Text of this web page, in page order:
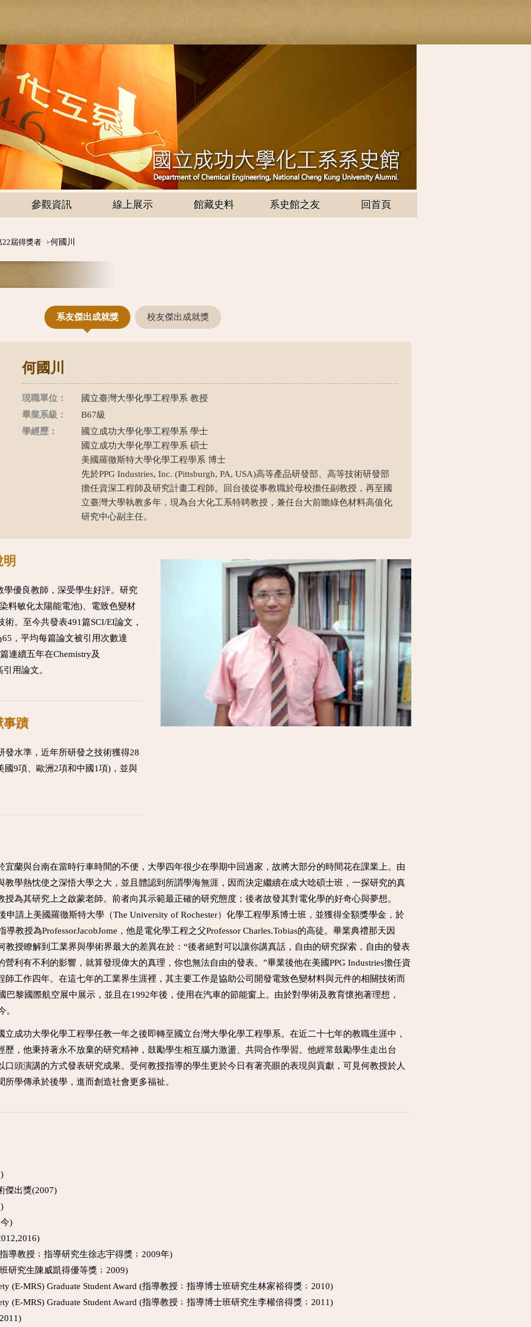
參觀資訊 線上展示 館藏史料 系史館之友 回首頁
22屆得獎者 何國川
系友傑出成就獎 校友傑出成就獎
何國川
現職單位：
國立臺灣大學化學工程學系 教授
畢業系級：
B67級
學經歷：
國立成功大學化學工程學系 學士
國立成功大學化學工程學系 碩士
美國羅徹斯特大學化學工程學系 博士
先於PPG Industries, Inc. (Pittsburgh, PA, USA)高等產品研發部、高等技術研發部
擔任資深工程師及研究計畫工程師。回台後從事教職於母校擔任副教授，再至國
立臺灣大學執教多年，現為台大化工系特聘教授，兼任台大前瞻綠色材料高值化
研究中心副主任。
優良教師，深受學生好評。研究
料敏化太陽能電池)、電致色變材
。至今共發表491篇SCI/EI論文，
，平均每篇論文被引用次數達
連續五年在Chemistry及
用論文。
事蹟
發水準，近年所研發之技術獲得28
9項、歐洲2項和中國1項)，並與
蘭與台南在當時行車時間的不便，大學四年很少在學期中回過家，故將大部分的時間花在課業上。由
教學熱忱使之深悟大學之大，並且體認到所謂學海無涯，因而決定繼續在成大唸碩士班，一探研究的真
為其研究上之啟蒙老師。前者向其示範最正確的研究態度；後者故發其對電化學的好奇心與夢想。
申請上美國羅徹斯特大學（The University of Rochester）化學工程學系博士班，並獲得全額獎學金，於
教授為ProfessorJacobJome，他是電化學工程之父Professor Charles.Tobias的高徒。畢業典禮那天因
教授瞭解到工業界與學術界最大的差異在於：“後者絕對可以讓你講真話，自由的研究探索，自由的發表
利有不利的影響，就算發現偉大的真理，你也無法自由的發表。”畢業後他在美國PPG Industries擔任資
工作四年。在這七年的工業界生涯裡，其主要工作是協助公司開發電致色變材料與元件的相關技術而
巴黎國際航空展中展示，並且在1992年後，使用在汽車的節能窗上。由於對學術及教育懷抱著理想，
。
成功大學化學工程學任教一年之後即轉至國立台灣大學化學工程學系。在近二十七年的教職生涯中，
，他秉持著永不放棄的研究精神，鼓勵學生相互腦力激盪、共同合作學習。他經常鼓勵學生走出台
頭演講的方式發表研究成果。受何教授指導的學生更於今日有著亮眼的表現與貢獻，可見何教授於人
學傳承於後學，進而創造社會更多福祉。
傑出獎(2007)
)
導教授﹔指導研究生徐志宇得獎﹔2009年)
研究生陳威凱得優等獎﹔2009)
(E-MRS) Graduate Student Award (指導教授﹔指導博士班研究生林家裕得獎﹔2010)
(E-MRS) Graduate Student Award (指導教授﹔指導博士班研究生李權倍得獎﹔2011)